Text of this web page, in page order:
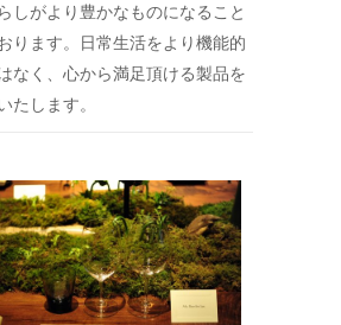
しがより豊かなものになること
ります。
日常生活をより機能的
なく、心から満足頂ける製品を
たします。